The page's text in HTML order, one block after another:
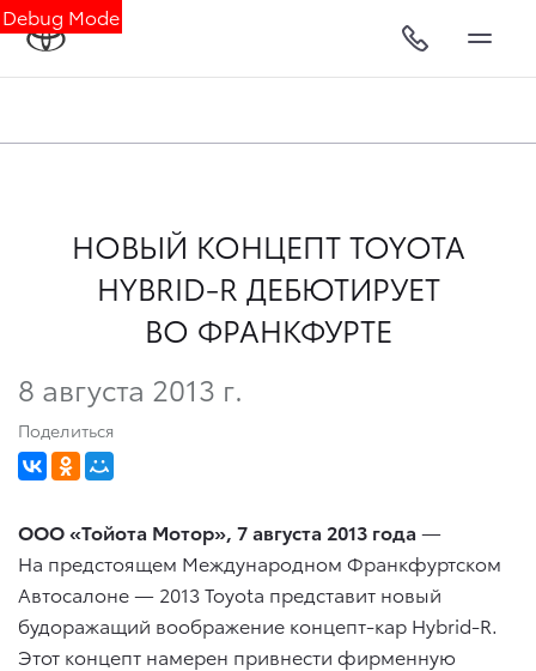
Debug Mode
НОВЫЙ КОНЦЕПТ TOYOTA
HYBRID-R ДЕБЮТИРУЕТ
ВО ФРАНКФУРТЕ
8 августа 2013 г.
Поделиться
ООО «Тойота Мотор», 7 августа 2013 года —
На предстоящем Международном Франкфуртском
Автосалоне — 2013 Toyota представит новый
будоражащий воображение концепт-кар Hybrid-R.
Этот концепт намерен привнести фирменную